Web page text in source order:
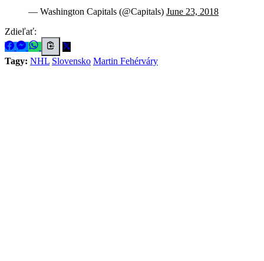
— Washington Capitals (@Capitals) June 23, 2018
Zdieľať:
Tagy: NHL Slovensko Martin Fehérváry